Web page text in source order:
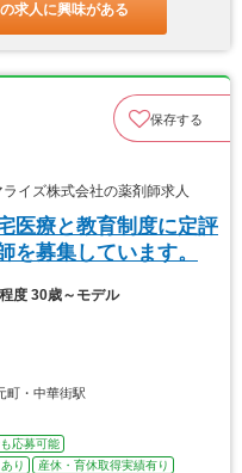
求人に興味がある
保存する
イズ株式会社の薬剤師求人
医療と教育制度に定評
を募集しています。
度 30歳～モデル
町・中華街駅
応募可能
り
産休・育休取得実績有り